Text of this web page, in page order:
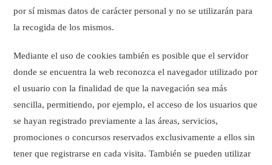
por sí mismas datos de carácter personal y no se utilizarán para
la recogida de los mismos.
Mediante el uso de cookies también es posible que el servidor
donde se encuentra la web reconozca el navegador utilizado por
el usuario con la finalidad de que la navegación sea más
sencilla, permitiendo, por ejemplo, el acceso de los usuarios que
se hayan registrado previamente a las áreas, servicios,
promociones o concursos reservados exclusivamente a ellos sin
tener que registrarse en cada visita. También se pueden utilizar